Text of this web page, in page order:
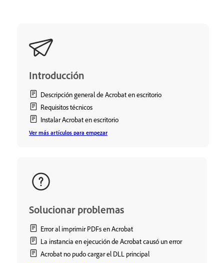
Introducción
Descripción general de Acrobat en escritorio
Requisitos técnicos
Instalar Acrobat en escritorio
Ver más artículos para empezar
Solucionar problemas
Error al imprimir PDFs en Acrobat
La instancia en ejecución de Acrobat causó un error
Acrobat no pudo cargar el DLL principal